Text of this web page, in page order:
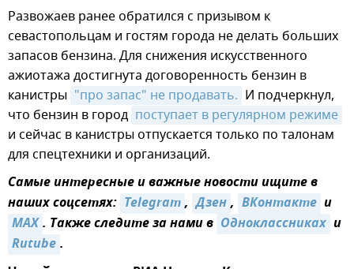
Развожаев ранее обратился с призывом к
севастопольцам и гостям города не делать больших
запасов бензина. Для снижения искусственного
ажиотажа достигнута договоренность бензин в
канистры "про запас" не продавать. И подчеркнул,
что бензин в город поступает в регулярном режиме
и сейчас в канистры отпускается только по талонам
для спецтехники и организаций.
Самые интересные и важные новости ищите в
наших соцсетях: Telegram, Дзен, ВКонтакте и
MAX. Также следите за нами в Одноклассниках и
Rutube.